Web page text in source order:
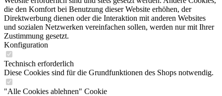
die den Komfort bei Benutzung dieser Website erhöhen, der
Direktwerbung dienen oder die Interaktion mit anderen Websites
und sozialen Netzwerken vereinfachen sollen, werden nur mit Ihrer
Zustimmung gesetzt.
Konfiguration
Technisch erforderlich
Diese Cookies sind für die Grundfunktionen des Shops notwendig.
"Alle Cookies ablehnen" Cookie